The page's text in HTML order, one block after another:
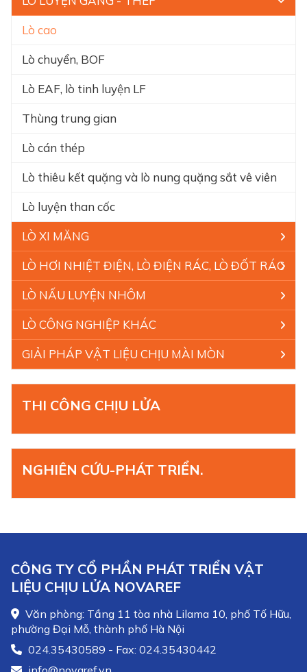
Lò cao
Lò chuyển, BOF
Lò EAF, lò tinh luyện LF
Thùng trung gian
Lò cán thép
Lò thiêu kết quặng và lò nung quặng sắt vê viên
Lò luyện than cốc
LÒ XI MĂNG
LÒ HƠI NHIỆT ĐIỆN, LÒ ĐIỆN RÁC, LÒ ĐỐT RÁC
LÒ NẤU LUYỆN NHÔM
LÒ CÔNG NGHIỆP KHÁC
GIẢI PHÁP VẬT LIỆU CHỊU MÀI MÒN
THI CÔNG CHỊU LỬA
NGHIÊN CỨU-PHÁT TRIỂN.
CÔNG TY CỔ PHẦN PHÁT TRIỂN VẬT
LIỆU CHỊU LỬA NOVAREF
Văn phòng: Tầng 11 tòa nhà Lilama 10, phố Tố Hữu,
phường Đại Mỗ, thành phố Hà Nội
024.35430589 - Fax: 024.35430442